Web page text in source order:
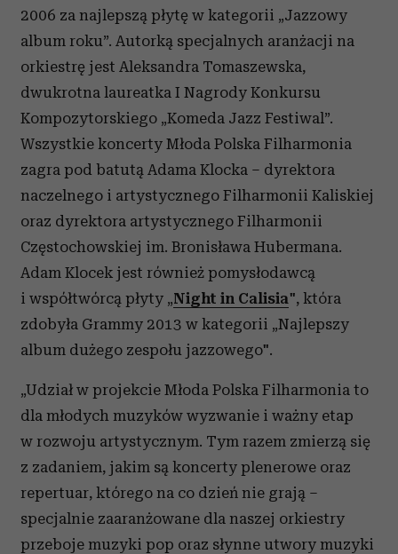
2006 za najlepszą płytę w kategorii „Jazzowy
album roku”. Autorką specjalnych aranżacji na
orkiestrę jest Aleksandra Tomaszewska,
dwukrotna laureatka I Nagrody Konkursu
Kompozytorskiego „Komeda Jazz Festiwal”.
Wszystkie koncerty Młoda Polska Filharmonia
zagra pod batutą Adama Klocka – dyrektora
naczelnego i artystycznego Filharmonii Kaliskiej
oraz dyrektora artystycznego Filharmonii
Częstochowskiej im. Bronisława Hubermana.
Adam Klocek jest również pomysłodawcą
i współtwórcą płyty „Night in Calisia", która
zdobyła Grammy 2013 w kategorii „Najlepszy
album dużego zespołu jazzowego".
„Udział w projekcie Młoda Polska Filharmonia to
dla młodych muzyków wyzwanie i ważny etap
w rozwoju artystycznym. Tym razem zmierzą się
z zadaniem, jakim są koncerty plenerowe oraz
repertuar, którego na co dzień nie grają –
specjalnie zaaranżowane dla naszej orkiestry
przeboje muzyki pop oraz słynne utwory muzyki